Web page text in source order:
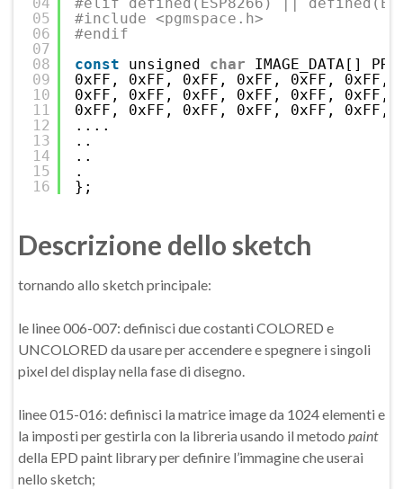
04
05
06
07
08
09
10
11
12
13
14
15
16
#elif defined(ESP8266) ||
#include <pgmspace.h>
#endif
const
unsigned char
IMAGE_DATA[]
0xFF, 0xFF, 0xFF, 0xFF, 0xFF, 0xFF,
0xFF, 0xFF, 0xFF, 0xFF, 0xFF, 0xFF,
0xFF, 0xFF, 0xFF, 0xFF, 0xFF, 0xFF,
....
..
..
.
};
Descrizione dello sketch
tornando allo sketch principale:
le linee 006-007: definisci due costanti COLORED e
UNCOLORED da usare per accendere e spegnere i singoli
pixel del display nella fase di disegno.
linee 015-016: definisci la matrice image da 1024 elementi e
la imposti per gestirla con la libreria usando il metodo paint
della EPD paint library per definire l’immagine che userai
nello sketch;